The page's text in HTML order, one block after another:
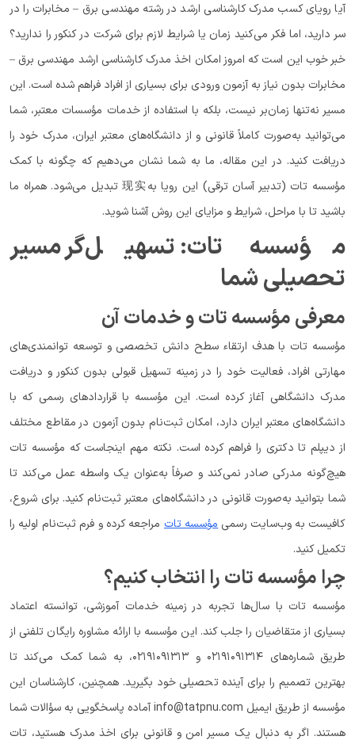
آیا رویای کسب مدرک کارشناسی ارشد در رشته مهندسی برق – مخابرات را در
سر دارید، اما فکر می‌کنید زمان یا شرایط لازم برای شرکت در کنکور را ندارید؟
خبر خوب این است که امروز امکان اخذ مدرک کارشناسی ارشد مهندسی برق –
مخابرات بدون نیاز به آزمون ورودی برای بسیاری از افراد فراهم شده است. این
مسیر نه‌تنها زمان‌بر نیست، بلکه با استفاده از خدمات مؤسسات معتبر، شما
می‌توانید به‌صورت کاملاً قانونی و از دانشگاه‌های معتبر ایران، مدرک خود را
دریافت کنید. در این مقاله، ما به شما نشان می‌دهیم که چگونه با کمک
مؤسسه تات (تدبیر آسان ترقی) این رویا به现实 تبدیل می‌شود. همراه ما
باشید تا با مراحل، شرایط و مزایای این روش آشنا شوید.
مؤسسه تات: تسهیل‌گر مسیر
تحصیلی شما
معرفی مؤسسه تات و خدمات آن
مؤسسه تات با هدف ارتقاء سطح دانش تخصصی و توسعه توانمندی‌های
مهارتی افراد، فعالیت خود را در زمینه تسهیل قبولی بدون کنکور و دریافت
مدرک دانشگاهی آغاز کرده است. این مؤسسه با قراردادهای رسمی که با
دانشگاه‌های معتبر ایران دارد، امکان ثبت‌نام بدون آزمون در مقاطع مختلف
از دیپلم تا دکتری را فراهم کرده است. نکته مهم اینجاست که مؤسسه تات
هیچ‌گونه مدرکی صادر نمی‌کند و صرفاً به‌عنوان یک واسطه عمل می‌کند تا
شما بتوانید به‌صورت قانونی در دانشگاه‌های معتبر ثبت‌نام کنید. برای شروع،
کافیست به وب‌سایت رسمیمؤسسه تات مراجعه کرده و فرم ثبت‌نام اولیه را
تکمیل کنید.
چرا مؤسسه تات را انتخاب کنیم؟
مؤسسه تات با سال‌ها تجربه در زمینه خدمات آموزشی، توانسته اعتماد
بسیاری از متقاضیان را جلب کند. این مؤسسه با ارائه مشاوره رایگان تلفنی از
طریق شماره‌های ۰۲۱۹۱۰۹۱۳۱۴ و ۰۲۱۹۱۰۹۱۳۱۳، به شما کمک می‌کند تا
بهترین تصمیم را برای آینده تحصیلی خود بگیرید. همچنین، کارشناسان این
مؤسسه از طریق ایمیل info@tatpnu.com آماده پاسخگویی به سؤالات شما
هستند. اگر به دنبال یک مسیر امن و قانونی برای اخذ مدرک هستید، تات